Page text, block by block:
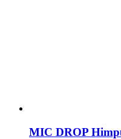
MIC DROP